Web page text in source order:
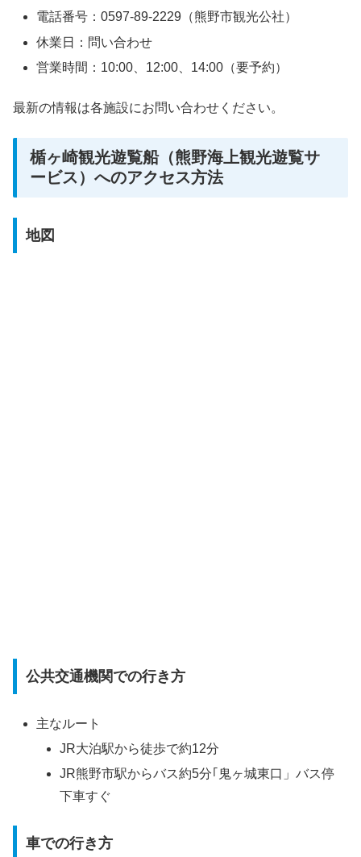
電話番号：0597-89-2229（熊野市観光公社）
休業日：問い合わせ
営業時間：10:00、12:00、14:00（要予約）
最新の情報は各施設にお問い合わせください。
楯ヶ崎観光遊覧船（熊野海上観光遊覧サ
ービス）へのアクセス方法
地図
公共交通機関での行き方
主なルート
JR大泊駅から徒歩で約12分
JR熊野市駅からバス約5分｢鬼ヶ城東口」バス停
下車すぐ
車での行き方